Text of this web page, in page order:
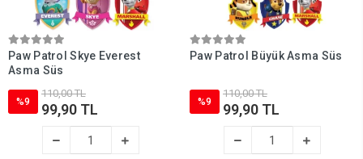
Paw Patrol Skye Everest
Asma Süs
%9
110,00 TL
99,90 TL
Paw Patrol Büyük Asma Süs
%9
110,00 TL
99,90 TL